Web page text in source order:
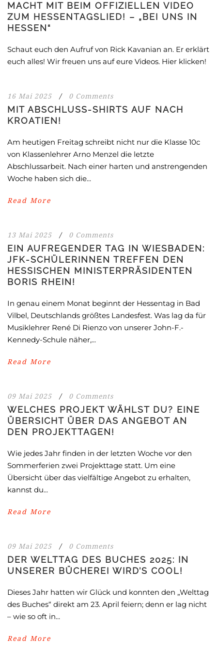
MACHT MIT BEIM OFFIZIELLEN VIDEO
ZUM HESSENTAGSLIED! – „BEI UNS IN
HESSEN“
Schaut euch den Aufruf von Rick Kavanian an. Er erklärt
euch alles! Wir freuen uns auf eure Videos. Hier klicken!
16 Mai 2025 / 0 Comments
MIT ABSCHLUSS-SHIRTS AUF NACH
KROATIEN!
Am heutigen Freitag schreibt nicht nur die Klasse 10c
von Klassenlehrer Arno Menzel die letzte
Abschlussarbeit. Nach einer harten und anstrengenden
Woche haben sich die...
Read More
13 Mai 2025 / 0 Comments
EIN AUFREGENDER TAG IN WIESBADEN:
JFK-SCHÜLERINNEN TREFFEN DEN
HESSISCHEN MINISTERPRÄSIDENTEN
BORIS RHEIN!
In genau einem Monat beginnt der Hessentag in Bad
Vilbel, Deutschlands größtes Landesfest. Was lag da für
Musiklehrer René Di Rienzo von unserer John-F.-
Kennedy-Schule näher,...
Read More
09 Mai 2025 / 0 Comments
WELCHES PROJEKT WÄHLST DU? EINE
ÜBERSICHT ÜBER DAS ANGEBOT AN
DEN PROJEKTTAGEN!
Wie jedes Jahr finden in der letzten Woche vor den
Sommerferien zwei Projekttage statt. Um eine
Übersicht über das vielfältige Angebot zu erhalten,
kannst du...
Read More
09 Mai 2025 / 0 Comments
DER WELTTAG DES BUCHES 2025: IN
UNSERER BÜCHEREI WIRD’S COOL!
Dieses Jahr hatten wir Glück und konnten den „Welttag
des Buches“ direkt am 23. April feiern; denn er lag nicht
– wie so oft in...
Read More